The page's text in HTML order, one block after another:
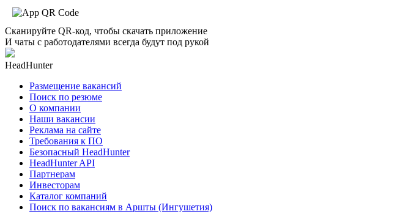
Сканируйте QR-код, чтобы скачать приложение
И чаты с работодателями всегда будут под рукой
HeadHunter
Размещение вакансий
Поиск по резюме
О компании
Наши вакансии
Реклама на сайте
Требования к ПО
Безопасный HeadHunter
HeadHunter API
Партнерам
Инвесторам
Каталог компаний
Поиск по вакансиям в Аршты (Ингушетия)